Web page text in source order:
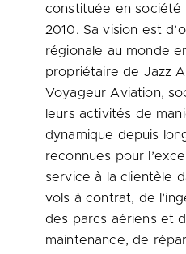
constituée en société
2010. Sa vision est
régionale au monde
propriétaire de Jazz
Voyageur Aviation,
leurs activités de
dynamique depuis
reconnues pour
service à la clientèle
vols à contrat, de
des parcs aériens et
maintenance, de